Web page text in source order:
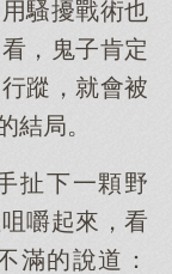
騷擾戰術也
，鬼子肯定
蹤，就會被
結局。
扯下一顆野
嚼起來，看
滿的說道：